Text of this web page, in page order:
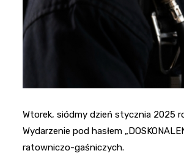
Wtorek, siódmy dzień stycznia 2025
Wydarzenie pod hasłem
ratowniczo-gaśniczych.